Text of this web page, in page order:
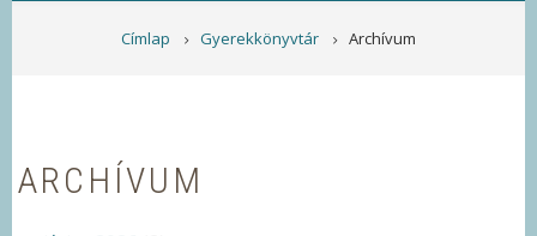
MORZSA
Címlap Gyerekkönyvtár Archívum
ARCHÍVUM